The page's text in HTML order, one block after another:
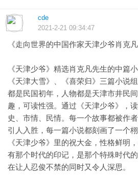
cde
2021-2-21 09:34:47
《走向世界的中国作家天津少爷肖克凡
《天津少爷》精选肖克凡先生的中篇
《天津大雪》、《喜荣归》三篇小说
都是民国初年，人物都是天津市井民
趣，可读性强。通过《天津少爷》，
史、市情、民情。每一个故事都被作
引人入胜，每一篇小说都刻画了一个
《天津少爷》里的祝大金，性格鲜明
有那个时代的印记，是那个特殊时代
在让人忍俊不禁的同时又令人深思。